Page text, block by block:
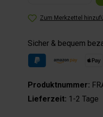
Zum Merkzettel
Sicher & bequem
Produktnummer:
Lieferzeit: 1-2 Tage